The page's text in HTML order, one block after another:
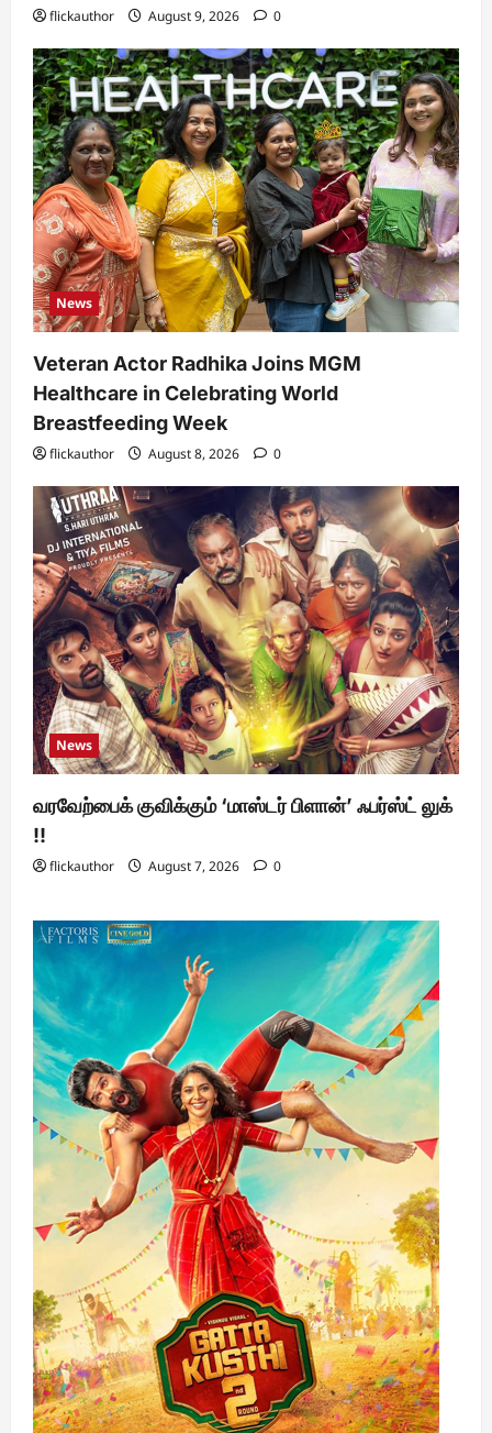
flickauthor August 9, 2026 0
News
Veteran Actor Radhika Joins MGM
Healthcare in Celebrating World
Breastfeeding Week
flickauthor August 8, 2026 0
News
வரவேற்பைக் குவிக்கும் ‘மாஸ்டர் பிளான்’ ஃபர்ஸ்ட் லுக்
!!
flickauthor August 7, 2026 0